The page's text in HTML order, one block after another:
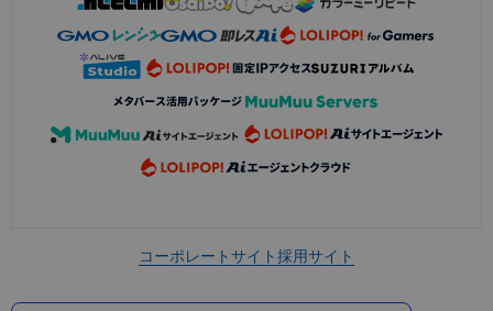
コーポレートサイト採用サイト